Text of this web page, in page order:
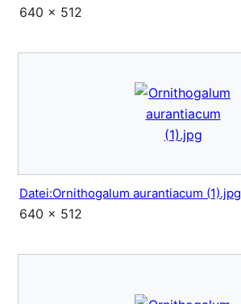
640 × 512
Datei:Ornithogalum aurantiacum (1).jpg
640 × 512